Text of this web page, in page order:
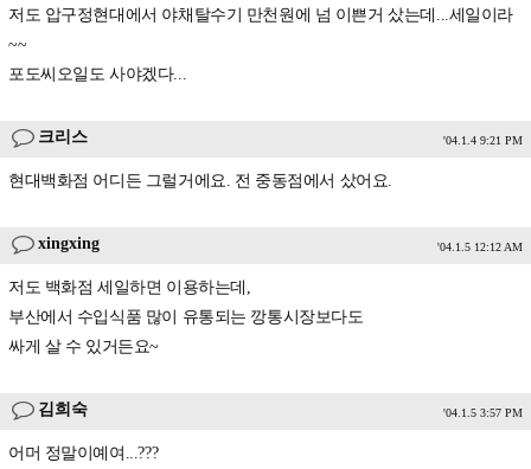
저도 압구정현대에서 야채탈수기 만천원에 넘 이쁜거 샀는데...세일이라
~~
포도씨오일도 사야겠다...
크리스 '04.1.4 9:21 PM
현대백화점 어디든 그럴거에요. 전 중동점에서 샀어요.
xingxing '04.1.5 12:12 AM
저도 백화점 세일하면 이용하는데,
부산에서 수입식품 많이 유통되는 깡통시장보다도
싸게 살 수 있거든요~
김희숙 '04.1.5 3:57 PM
어머 정말이예여...???